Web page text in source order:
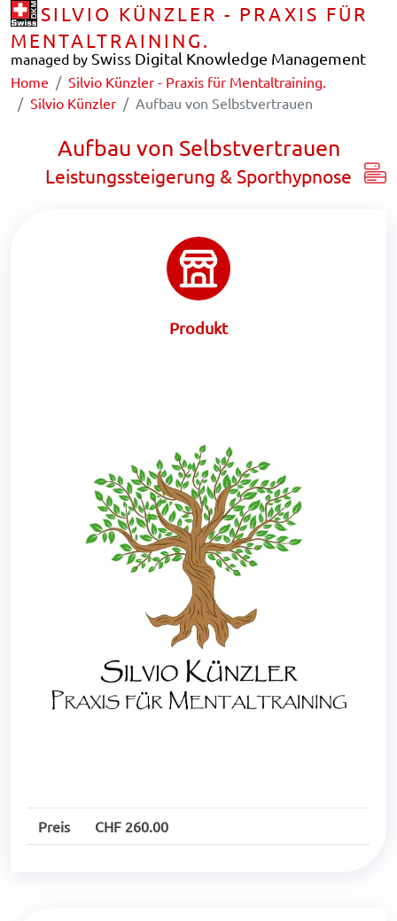
SILVIO KÜNZLER - PRAXIS FÜR
MENTALTRAINING.
managed by Swiss Digital Knowledge Management
Home
Silvio Künzler - Praxis für Mentaltraining.
Silvio Künzler
Aufbau von Selbstvertrauen
Aufbau von Selbstvertrauen
Leistungssteigerung & Sporthypnose
Produkt
Preis CHF 260.00